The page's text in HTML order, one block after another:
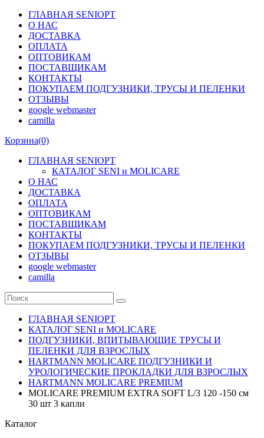
ГЛАВНАЯ SENIOPT
О НАС
ДОСТАВКА
ОПЛАТА
ОПТОВИКАМ
ПОСТАВЩИКАМ
КОНТАКТЫ
ПОКУПАЕМ ПОДГУЗНИКИ, ТРУСЫ И ПЕЛЕНКИ
ОТЗЫВЫ
google webmaster
camilla
Корзина(0)
ГЛАВНАЯ SENIOPT
КАТАЛОГ SENI и MOLICARE
О НАС
ДОСТАВКА
ОПЛАТА
ОПТОВИКАМ
ПОСТАВЩИКАМ
КОНТАКТЫ
ПОКУПАЕМ ПОДГУЗНИКИ, ТРУСЫ И ПЕЛЕНКИ
ОТЗЫВЫ
google webmaster
camilla
ГЛАВНАЯ SENIOPT
КАТАЛОГ SENI и MOLICARE
ПОДГУЗНИКИ, ВПИТЫВАЮЩИЕ ТРУСЫ И
ПЕЛЕНКИ ДЛЯ ВЗРОСЛЫХ
HARTMANN MOLICARE ПОДГУЗНИКИ И
УРОЛОГИЧЕСКИЕ ПРОКЛАДКИ ДЛЯ ВЗРОСЛЫХ
HARTMANN MOLICARE PREMIUM
MOLICARE PREMIUM EXTRA SOFT L/3 120 -150 см
30 шт 3 капли
Каталог